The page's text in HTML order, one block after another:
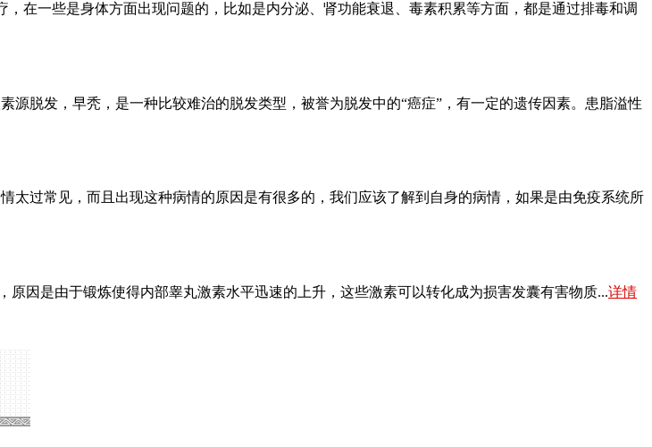
在一些是身体方面出现问题的，比如是内分泌、肾功能衰退、毒素积累等方面，都是通过排毒和调
脱发，早秃，是一种比较难治的脱发类型，被誉为脱发中的“癌症”，有一定的遗传因素。患脂溢性
太过常见，而且出现这种病情的原因是有很多的，我们应该了解到自身的病情，如果是由免疫系统所
原因是由于锻炼使得内部睾丸激素水平迅速的上升，这些激素可以转化成为损害发囊有害物质...详情